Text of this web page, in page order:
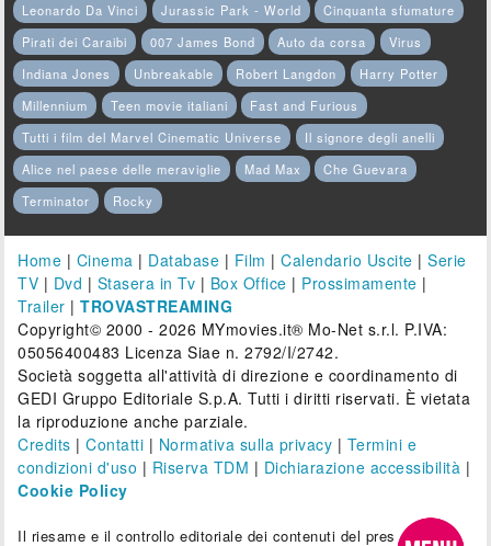
Leonardo Da Vinci
Jurassic Park - World
Cinquanta sfumature
Pirati dei Caraibi
007 James Bond Auto da corsa
Virus
Indiana Jones
Unbreakable Robert Langdon
Harry Potter
Millennium
Teen movie italiani
Fast and Furious
Tutti i film del Marvel Cinematic Universe
Il signore degli anelli
Alice nel paese delle meraviglie
Mad Max
Che Guevara
Terminator
Rocky
Home | Cinema | Database | Film |Calendario Uscite |Serie
TV | Dvd | Stasera in Tv | Box Office | Prossimamente |
Trailer |TROVASTREAMING
Copyright© 2000 - 2026 MYmovies.it® Mo-Net s.r.l. P.IVA:
05056400483 Licenza Siae n. 2792/I/2742.
Società soggetta all'attività di direzione e coordinamento di
GEDI Gruppo Editoriale S.p.A. Tutti i diritti riservati. È vietata
la riproduzione anche parziale.
Credits |Contatti | Normativa sulla privacy | Termini e
condizioni d'uso | Riserva TDM | Dichiarazione accessibilità |
Cookie Policy
Il riesame e il controllo editoriale dei contenuti del presente sito